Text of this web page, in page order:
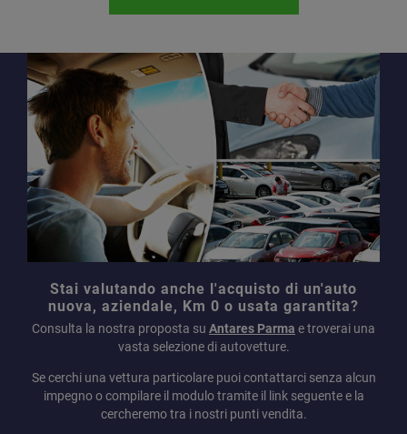
Stai valutando anche l'acquisto di un'auto
nuova, aziendale, Km 0 o usata garantita?
Consulta la nostra proposta su Antares Parma e troverai una
vasta selezione di autovetture.
Se cerchi una vettura particolare puoi contattarci senza alcun
impegno o compilare il modulo tramite il link seguente e la
cercheremo tra i nostri punti vendita.